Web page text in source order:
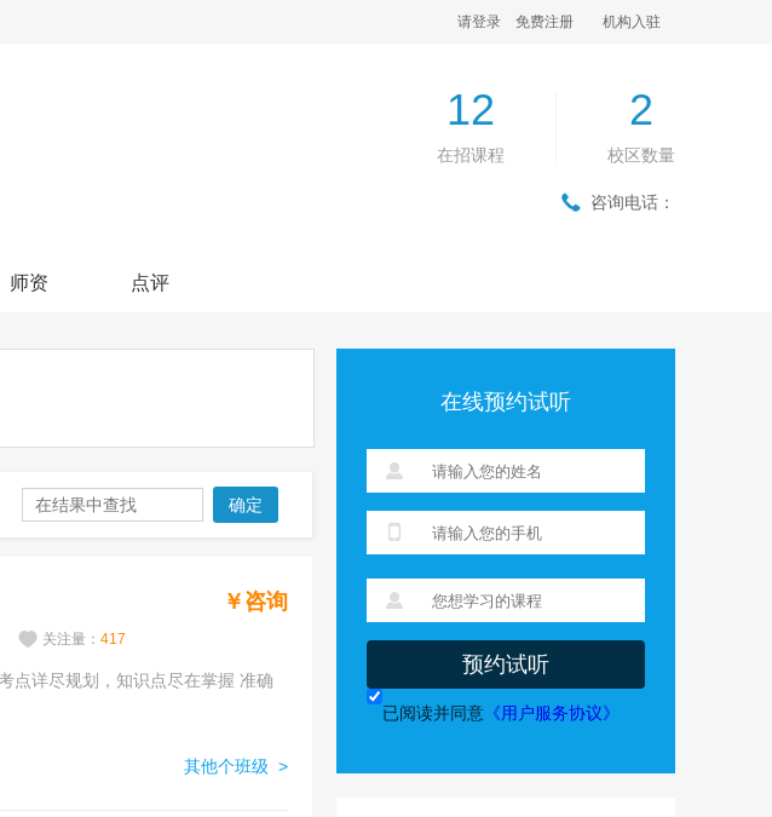
机构入驻
请登录 免费注册
12
在招课程
2
校区数量
咨询电话：
师资 点评
确定
￥咨询
关注量： 417
其他个班级 >
在线预约试听
预约试听
已阅读并同意 《用户服务协议》